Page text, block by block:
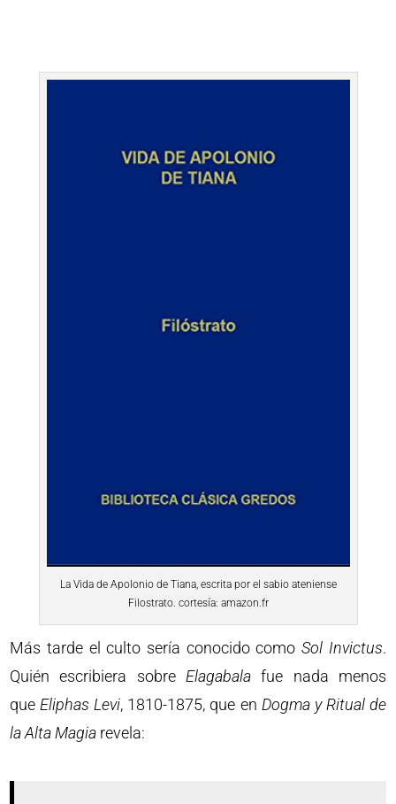
La Vida de Apolonio de Tiana, escrita por el sabio ateniense
Filostrato. cortesía: amazon.fr
Más tarde el culto sería conocido comoSol Invictus.
Quién escribiera sobre Elagabala fue nada menos
que Eliphas Levi, 1810-1875, que en Dogma y Ritual de
la Alta Magia revela: